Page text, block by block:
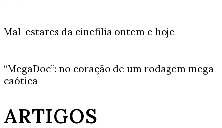
Mal-estares da cinefilia ontem e hoje
“MegaDoc”: no coração de um rodagem mega
caótica
ARTIGOS